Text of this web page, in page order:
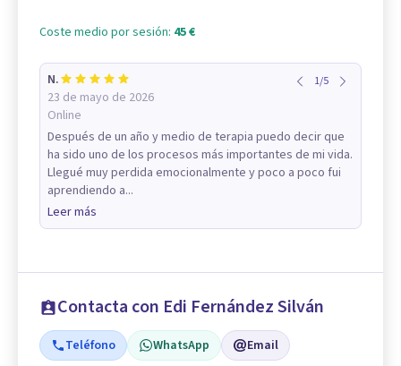
Coste medio por sesión: 45 €
N.
23 de mayo de 2026
Online
1/5
Después de un año y medio de terapia puedo decir que
ha sido uno de los procesos más importantes de mi vida.
Llegué muy perdida emocionalmente y poco a poco fui
aprendiendo a...
Leer más
Contacta con Edi Fernández Silván
Teléfono WhatsApp Email